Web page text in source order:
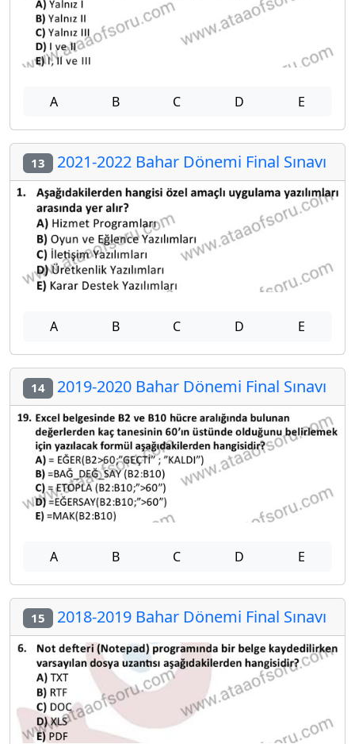
A B C D E
13 2021-2022 Bahar Dönemi Final Sınavı
A B C D E
14 2019-2020 Bahar Dönemi Final Sınavı
A B C D E
15 2018-2019 Bahar Dönemi Final Sınavı